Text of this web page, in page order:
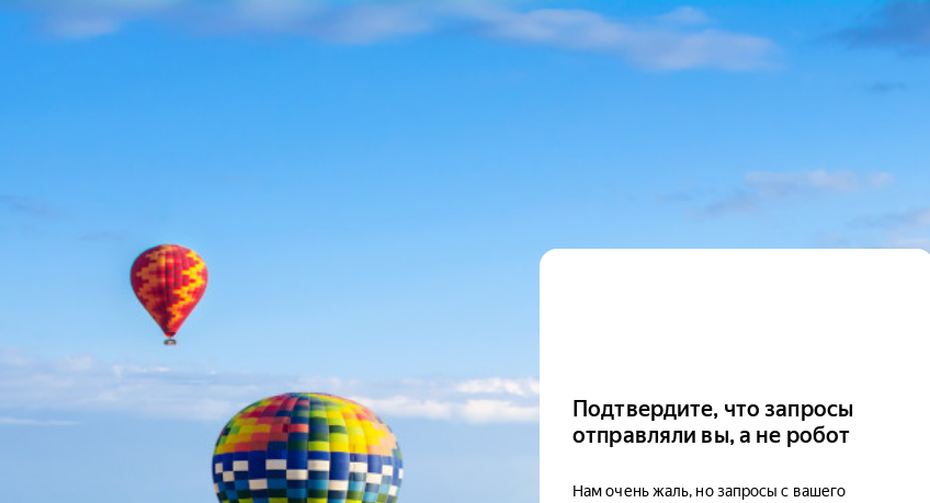
Подтвердите, что запросы
отправляли вы, а не робот
Нам очень жаль, но запросы с вашего